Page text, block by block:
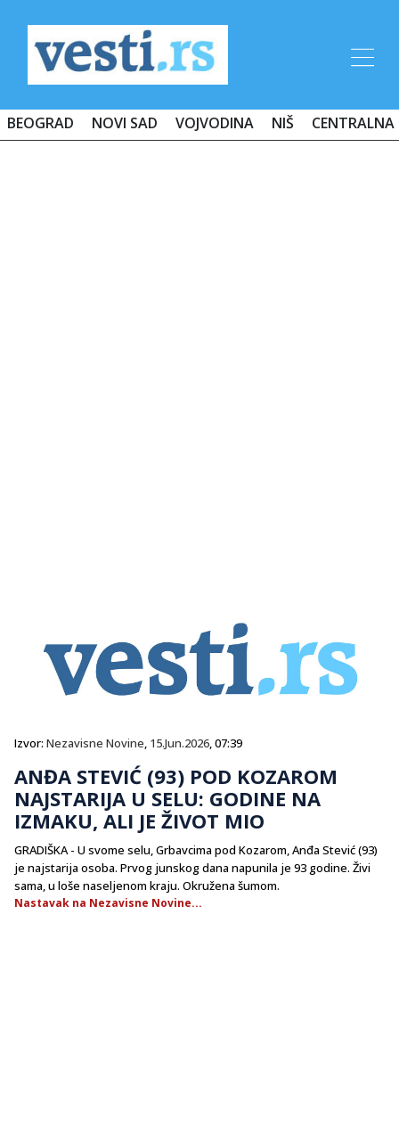
BEOGRAD NOVI SAD VOJVODINA NIŠ CENTRALNA
Izvor: Nezavisne Novine, 15.Jun.2026, 07:39
ANĐA STEVIĆ (93) POD KOZAROM
NAJSTARIJA U SELU: GODINE NA
IZMAKU, ALI JE ŽIVOT MIO
GRADIŠKA - U svome selu, Grbavcima pod Kozarom, Anđa Stević (93)
je najstarija osoba. Prvog junskog dana napunila je 93 godine. Živi
sama, u loše naseljenom kraju. Okružena šumom.
Nastavak na Nezavisne Novine...